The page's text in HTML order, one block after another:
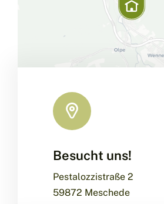
Leaflet |Map data ©OpenStreetMap
Besucht uns!
Pestalozzistraße 2
59872 Meschede